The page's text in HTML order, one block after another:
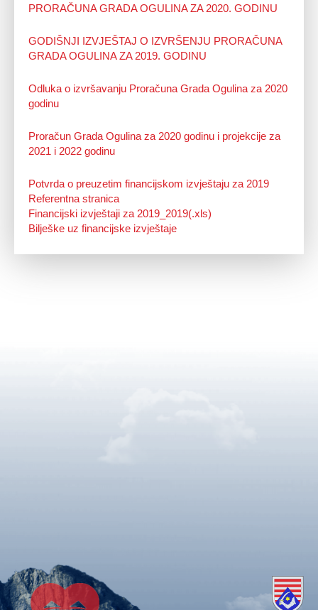
PRORAČUNA GRADA OGULINA ZA 2020. GODINU
GODIŠNJI IZVJEŠTAJ O IZVRŠENJU PRORAČUNA
GRADA OGULINA ZA 2019. GODINU
Odluka o izvršavanju Proračuna Grada Ogulina za 2020
godinu
Proračun Grada Ogulina za 2020 godinu i projekcije za
2021 i 2022 godinu
Potvrda o preuzetim financijskom izvještaju za 2019
Referentna stranica
Financijski izvještaji za 2019_2019(.xls)
Bilješke uz financijske izvještaje